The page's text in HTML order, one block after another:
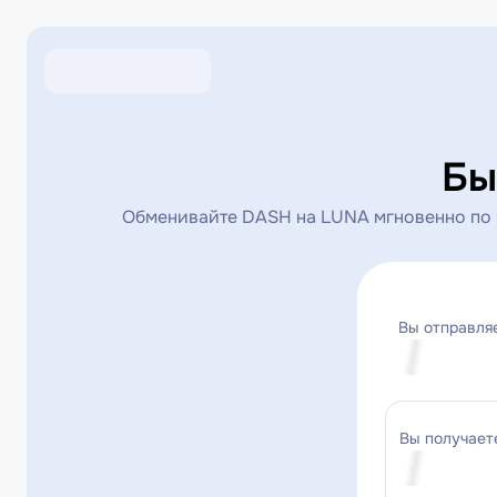
Обменивайте DASH на LUNA мгновенно
Вы
Вы